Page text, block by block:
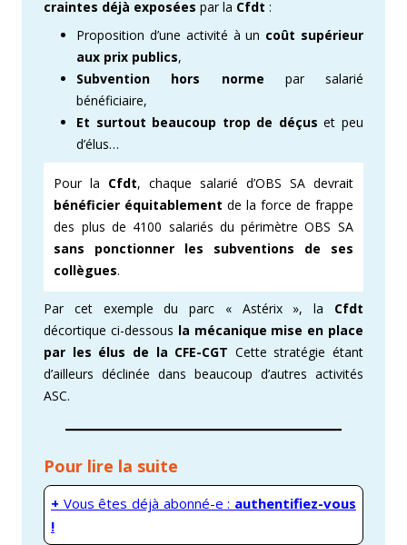
craintes déjà exposées par la Cfdt :
Proposition d’une activité à un coût supérieur
aux prix publics,
Subvention hors norme par salarié
bénéficiaire,
Et surtout beaucoup trop de déçuset peu
d’élus…
Pour la Cfdt, chaque salarié d’OBS SA devrait
bénéficier équitablement de la force de frappe
des plus de 4100 salariés du périmètre OBS SA
sans ponctionner les subventions de ses
collègues.
Par cet exemple du parc « Astérix », la Cfdt
décortique ci-dessous la mécanique mise en place
par les élus de la CFE-CGT Cette stratégie étant
d’ailleurs déclinée dans beaucoup d’autres activités
ASC.
Pour lire la suite
+ Vous êtes déjà abonné-e : authentifiez-vous
!